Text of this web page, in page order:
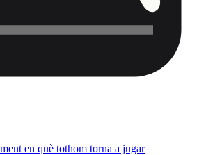
en què tothom torna a jugar